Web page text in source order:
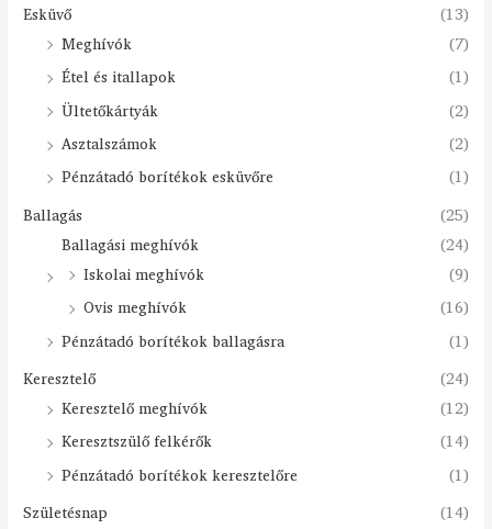
Esküvő
(13)
Meghívók
(7)
Étel és itallapok
(1)
Ültetőkártyák
(2)
Asztalszámok
(2)
Pénzátadó borítékok esküvőre
(1)
Ballagás
(25)
Ballagási meghívók
(24)
Iskolai meghívók
(9)
Ovis meghívók
(16)
Pénzátadó borítékok ballagásra
(1)
Keresztelő
(24)
Keresztelő meghívók
(12)
Keresztszülő felkérők
(14)
Pénzátadó borítékok keresztelőre
(1)
Születésnap
(14)